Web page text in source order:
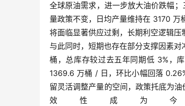
全球原油需求，进一步放大油价跌幅
量政策不变，日均产量维持在 3170
将面临显著供应过剩，长期利空逻辑压
与此同时，短期也存在部分支撑因素
桶，总库存较过去五年同期低 3%，
1369.6 万桶 / 日，环比小幅回落
留灵活调整产量的空间，政策托底为
效性成为